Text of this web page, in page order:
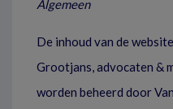
Algemeen
De inhoud van de
Grootjans, advocaten &
worden beheerd door